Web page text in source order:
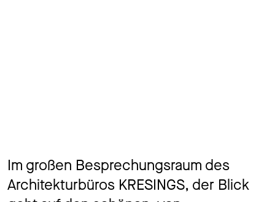
Im großen Besprechungsraum des
Architekturbüros KRESINGS, der Blick